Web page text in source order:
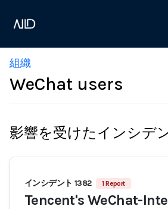
組織
WeChat users
影響を受けたインシデ
インシデント 1382 1 Report
Tencent's WeChat-